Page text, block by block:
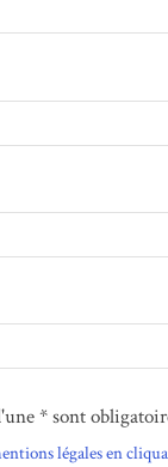
* sont
légales en